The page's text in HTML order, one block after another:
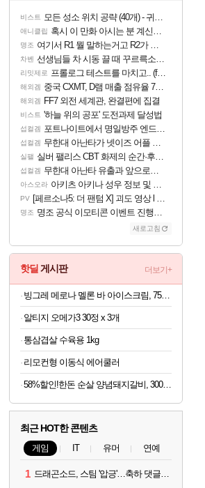
비스트 모든 성소 위치 공략 (40개) - 귀환한 영혼 도전과제
애니클립 혹시 이 만화 아시는 분 계신가요
명조 여기서 R1 뭘 말하는거고 R2가 뭘말하는걸까요?
차벤 선생님들 차 시동 끌 때 꾸르륵소리나는데
리밋제로 프롤로그 테스트를 마치고.. (feat. 리아)
해외겜 중국 CXMT, D램 매출 점유율 7%…글로벌 4위로 부상
해외겜 FF7 외전 세계관, 완결편에 집결
비스트 '하늘 위의 공포' 도전과제 달성법
섭컬겜 포트나이트에서 명일방주 엔드필드 [펠리카] 판매 예정
섭컬겜 무한대 아난타가 넷이즈 어플 달력에 일정 등록
실팰 실버 팰리스 CBT 화제의 순간·후기 모음
섭컬겜 무한대 아난타 유출과 앞으로의 예상 (루머)
아스오라 아키츠 아키나 성우 정보 및 주요 필모
PV [페르소나5: 더 팬텀 X] 괴도 영상 l 타카마키 안·댄싱 스타
명조 명조 공식 이모티콘 이벤트 진행해봤습니다! 참여부터 추첨까지????
새로고침
핫딜 게시판 더보기+
빙그레 메로나 멜론 바 아이스크림, 75ml, 30개
알티지 오메가3 30정 x 3개
통삼겹살 수육용 1kg
리모컨형 이동식 에어쿨러
58%할인!한돈 순살 양념돼지갈비, 300g, 5개
최근 HOT한 콘텐츠
게임 IT 유머 연예
1 드래곤소드, 스팀 '압긍'…축하 댓글 달고 게임 코드 받자!